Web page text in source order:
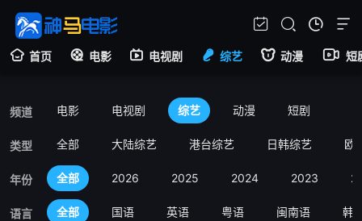
首页 电影 电视剧 综艺 动漫 短
频道 电影 电视剧 综艺 动漫 短剧
类型 全部 大陆综艺 港台综艺 日韩综艺 欧
年份 全部 2026 2025 2024 2023
语言 全部 国语 英语 粤语 闽南语 韩